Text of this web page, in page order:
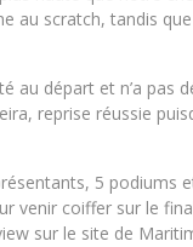
au scratch, tandis
au départ et n’a pas
reprise réussie
5 podiums
venir coiffer sur le
sur le site de